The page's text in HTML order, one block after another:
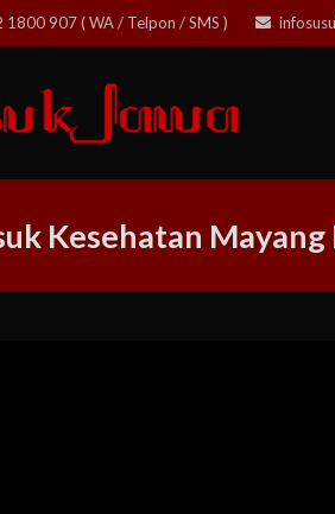
907 ( WA / Telpon / SMS )
Kesehatan